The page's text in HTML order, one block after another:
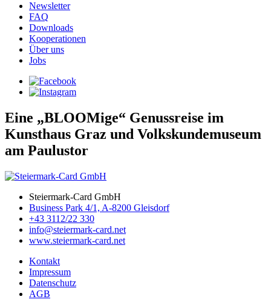
Newsletter
FAQ
Downloads
Kooperationen
Über uns
Jobs
Eine „BLOOMige“ Genussreise im
Kunsthaus Graz und Volkskundemuseum
am Paulustor
Steiermark-Card GmbH
Business Park 4/1, A-8200 Gleisdorf
+43 3112/22 330
info@steiermark-card.net
www.steiermark-card.net
Kontakt
Impressum
Datenschutz
AGB